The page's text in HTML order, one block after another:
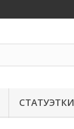
СТАТУЭТКИ